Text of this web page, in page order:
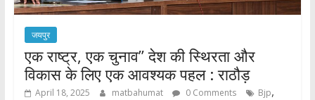
जयपुर
एक राष्ट्र, एक चुनाव’’ देश की स्थिरता और
विकास के लिए एक आवश्यक पहल : राठौड़
April 18, 2025 matbahumat 0 Comments Bjp,